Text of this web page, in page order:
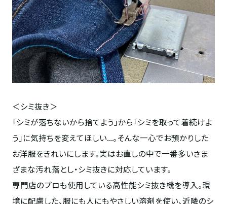
＜シミ抜き＞
「シミが落ちないから捨てよう」から「シミを取って着続けよ
う」に気持ちを変えてほしい...。そんな一心でお預かりした
お洋服をきれいにします。実はお直しの中で一番多いさま
ざまな汚れ落とし・シミ抜きに対応しています。
専門店のプロも使用している高性能シミ抜き機を導入。環
境に配慮した、服にも人にもやさしい溶剤を使い、近隣のシ